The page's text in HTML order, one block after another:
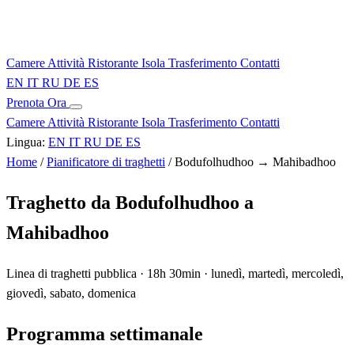
Camere Attività Ristorante Isola Trasferimento Contatti
EN IT RU DE ES
Prenota Ora
Camere Attività Ristorante Isola Trasferimento Contatti
Lingua: EN IT RU DE ES
Home / Pianificatore di traghetti / Bodufolhudhoo → Mahibadhoo
Traghetto da Bodufolhudhoo a
Mahibadhoo
Linea di traghetti pubblica · 18h 30min · lunedì, martedì, mercoledì,
giovedì, sabato, domenica
Programma settimanale